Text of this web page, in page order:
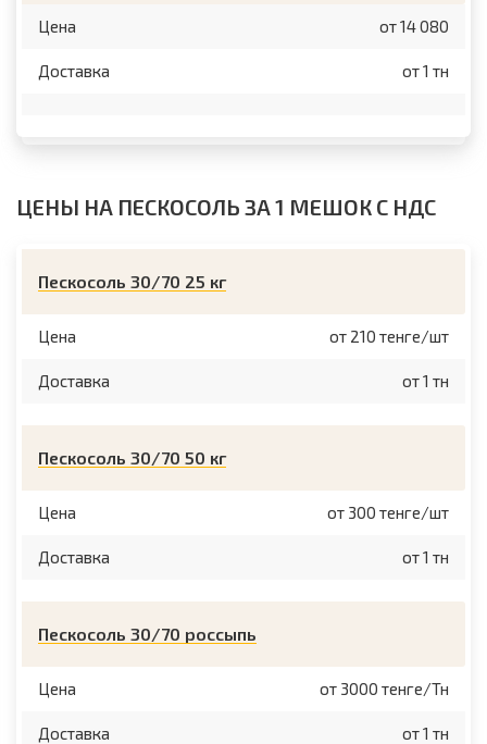
Цена от 14 080
Доставка от 1 тн
ЦЕНЫ НА ПЕСКОСОЛЬ ЗА 1 МЕШОК С НДС
Пескосоль 30/70 25 кг
Цена от 210 тенге/шт
Доставка от 1 тн
Пескосоль 30/70 50 кг
Цена от 300 тенге/шт
Доставка от 1 тн
Пескосоль 30/70 россыпь
Цена от 3000 тенге/Тн
Доставка от 1 тн